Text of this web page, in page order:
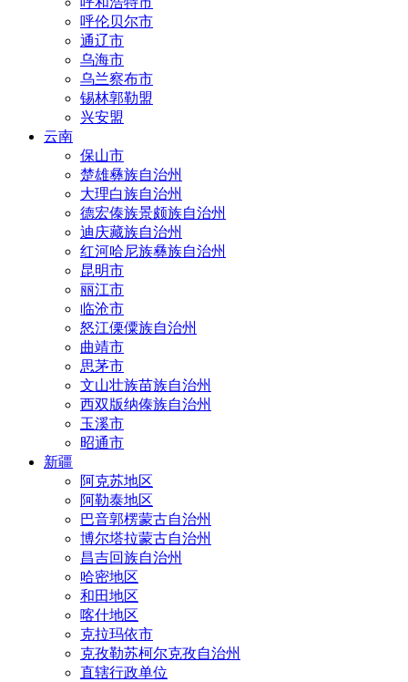
呼伦贝尔市
通辽市
乌海市
乌兰察布市
锡林郭勒盟
兴安盟
云南
保山市
楚雄彝族自治州
大理白族自治州
德宏傣族景颇族自治州
迪庆藏族自治州
红河哈尼族彝族自治州
昆明市
丽江市
临沧市
怒江傈僳族自治州
曲靖市
思茅市
文山壮族苗族自治州
西双版纳傣族自治州
玉溪市
昭通市
新疆
阿克苏地区
阿勒泰地区
巴音郭楞蒙古自治州
博尔塔拉蒙古自治州
昌吉回族自治州
哈密地区
和田地区
喀什地区
克拉玛依市
克孜勒苏柯尔克孜自治州
直辖行政单位